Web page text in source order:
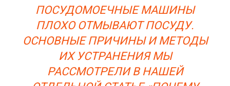
ПОСУДОМОЕЧНЫЕ МАШИНЫ
ПЛОХО ОТМЫВАЮТ ПОСУДУ.
ОСНОВНЫЕ ПРИЧИНЫ И МЕТОДЫ
ИХ УСТРАНЕНИЯ МЫ
РАССМОТРЕЛИ В НАШЕЙ